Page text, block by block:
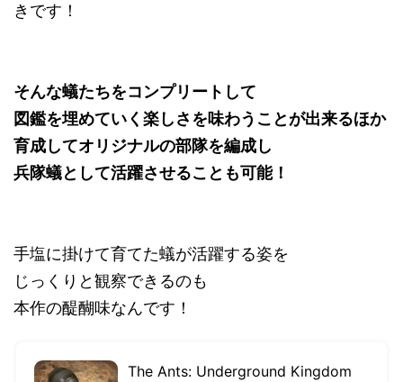
きです！
そんな蟻たちをコンプリートして
図鑑を埋めていく楽しさを味わうことが出来るほか
育成してオリジナルの部隊を編成し
兵隊蟻として活躍させることも可能！
手塩に掛けて育てた蟻が活躍する姿を
じっくりと観察できるのも
本作の醍醐味なんです！
The Ants: Underground Kingdom